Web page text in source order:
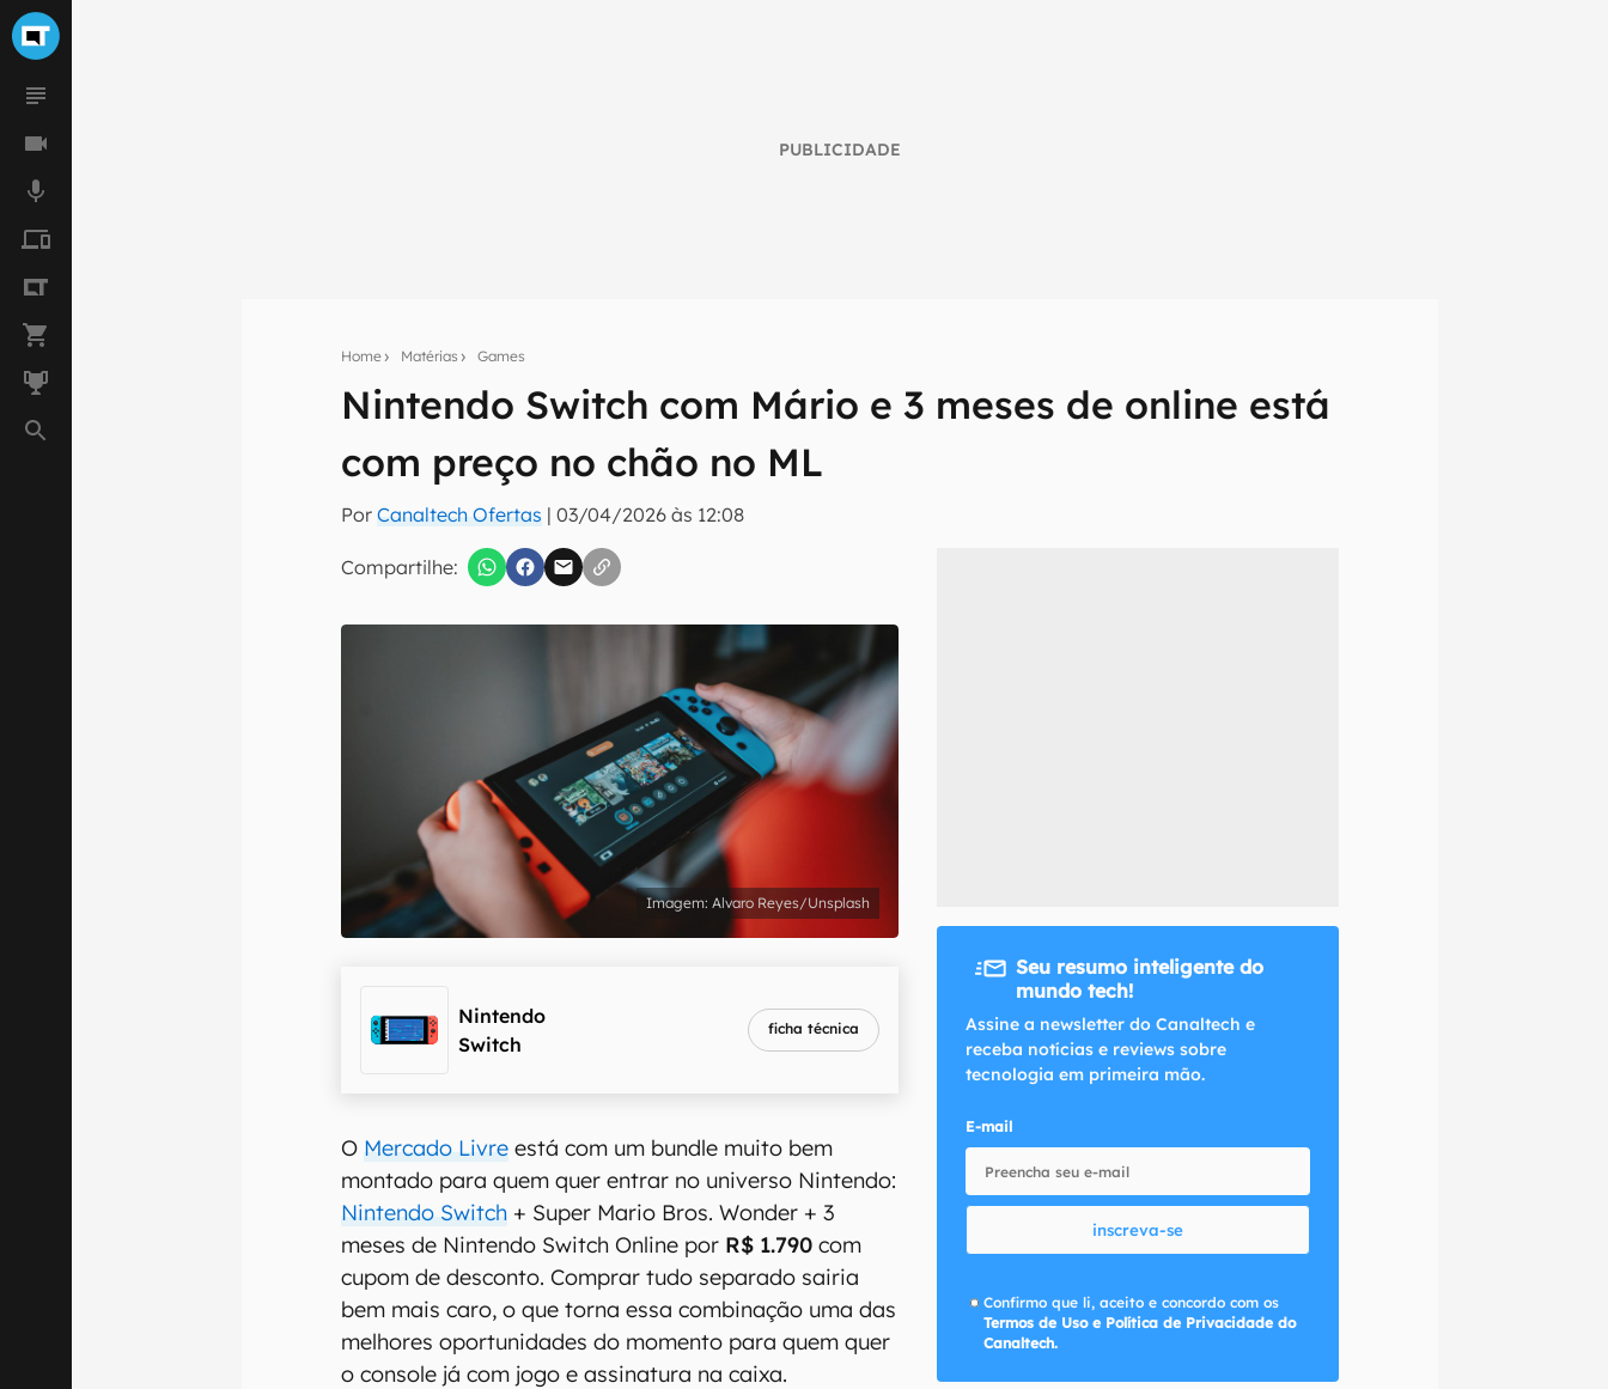
PUBLICIDADE
Home Matérias Games
Nintendo Switch com Mário e 3 meses de online está
com preço no chão no ML
PorCanaltech Ofertas |03/04/2026 às 12:08
Compartilhe:
Assine a newsletter do Canaltech e receba notícias e reviews sobre tecnologia em primeira
inscreva-se
Confirmo que li, aceito e concordo com os Termos de Uso e Política de Privacidade do Canaltech.
Alvaro Reyes/Unsplash
Nintendo
Switch
ficha técnica
O Mercado Livre está com um bundle muito bem
montado para quem quer entrar no universo Nintendo:
Nintendo Switch + Super Mario Bros. Wonder + 3
meses de Nintendo Switch Online por R$ 1.790 com
cupom de desconto. Comprar tudo separado sairia
bem mais caro, o que torna essa combinação uma das
melhores oportunidades do momento para quem quer
o console já com jogo e assinatura na caixa.
Seu resumo inteligente do
mundo tech!
Assine a newsletter do Canaltech e
receba notícias e reviews sobre
tecnologia em primeira mão.
E-mail
inscreva-se
Confirmo que li, aceito e concordo com os
Termos de Uso e Política de Privacidade do
Canaltech.